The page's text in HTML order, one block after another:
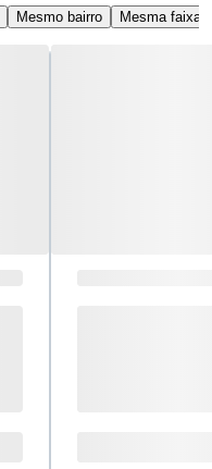
Mesmo bairro Mesma faixa